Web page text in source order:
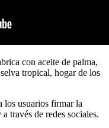
con aceite de palma,
tropical, hogar de los
los usuarios firmar la
través de redes sociales.